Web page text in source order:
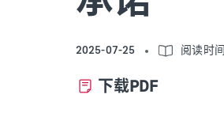
2025-07-25 阅读时
下载PDF